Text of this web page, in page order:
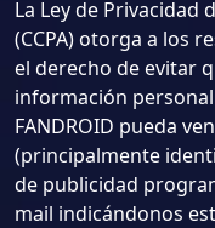
La Ley de Privacidad
(CCPA) otorga a los
el derecho de evitar
información
FANDROID pueda
(principalmente
de publicidad
mail indicándonos